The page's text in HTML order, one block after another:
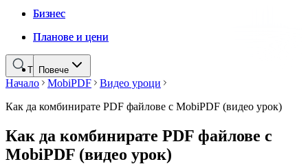
Бизнес
Планове и цени
Повече
Бизнес
Планове и цени
Търсене
Начало MobiPDF
Видео уроци
Как да комбинирате PDF файлове с MobiPDF (видео урок)
Как да комбинирате PDF файлове с
MobiPDF (видео урок)